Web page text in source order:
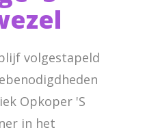
volgestapeld
Opkoper 'S
in het